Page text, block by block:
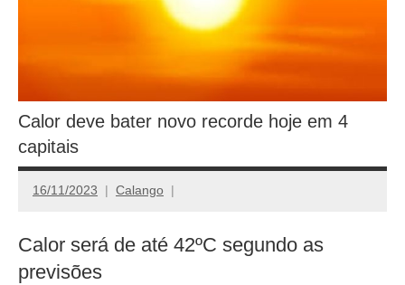
Calor deve bater novo recorde hoje em 4
capitais
16/11/2023 Calango
Calor será de até 42ºC segundo as
previsões